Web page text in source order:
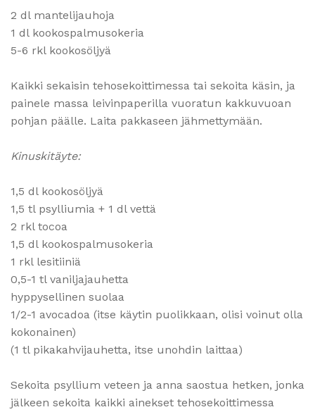
2 dl mantelijauhoja
1 dl kookospalmusokeria
5-6 rkl kookosöljyä
Kaikki sekaisin tehosekoittimessa tai sekoita käsin, ja
painele massa leivinpaperilla vuoratun kakkuvuoan
pohjan päälle. Laita pakkaseen jähmettymään.
Kinuskitäyte:
1,5 dl kookosöljyä
1,5 tl psylliumia + 1 dl vettä
2 rkl tocoa
1,5 dl kookospalmusokeria
1 rkl lesitiiniä
0,5-1 tl vaniljajauhetta
hyppysellinen suolaa
1/2-1 avocadoa (itse käytin puolikkaan, olisi voinut olla
kokonainen)
(1 tl pikakahvijauhetta, itse unohdin laittaa)
Sekoita psyllium veteen ja anna saostua hetken, jonka
jälkeen sekoita kaikki ainekset tehosekoittimessa